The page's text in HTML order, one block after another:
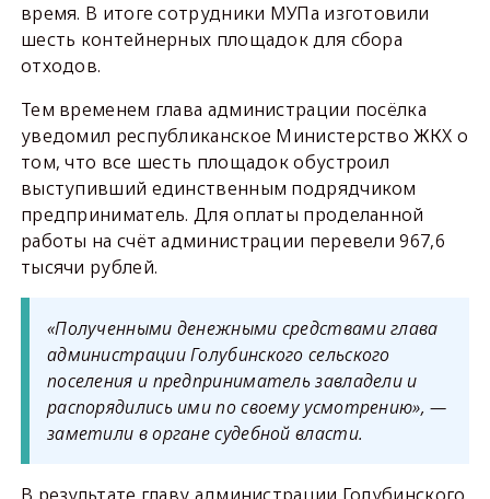
время. В итоге сотрудники МУПа изготовили
шесть контейнерных площадок для сбора
отходов.
Тем временем глава администрации посёлка
уведомил республиканское Министерство ЖКХ о
том, что все шесть площадок обустроил
выступивший единственным подрядчиком
предприниматель. Для оплаты проделанной
работы на счёт администрации перевели 967,6
тысячи рублей.
«Полученными денежными средствами глава
администрации Голубинского сельского
поселения и предприниматель завладели и
распорядились ими по своему усмотрению», —
заметили в органе судебной власти.